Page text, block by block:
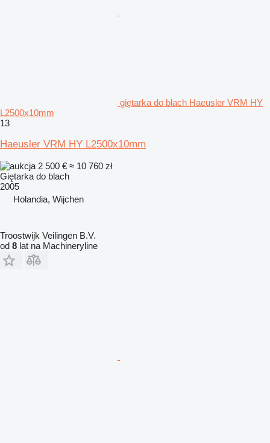
giętarka do blach Haeusler VRM HY
L2500x10mm
13
Haeusler VRM HY L2500x10mm
2 500 € ≈ 10 760 zł
Giętarka do blach
2005
Holandia, Wijchen
Troostwijk Veilingen B.V.
od 8 lat na Machineryline